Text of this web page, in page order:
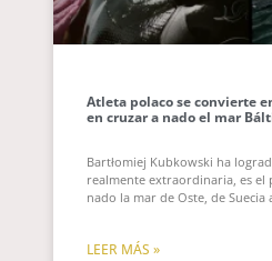
Atleta polaco se convierte
en cruzar a nado el mar
Bartłomiej Kubkowski ha
realmente extraordinaria, es el
nado la mar de Oste, de Suecia
LEER MÁS »